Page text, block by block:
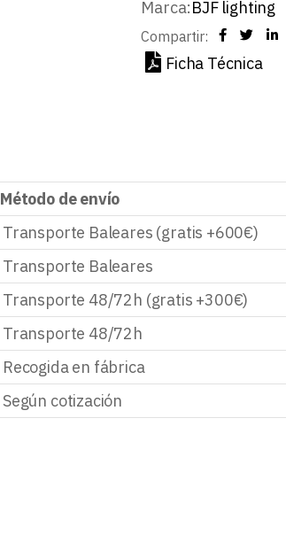
Marca:BJF lighting
Compartir:
Ficha Técnica
Método de envío
Transporte Baleares (gratis +600€)
Transporte Baleares
Transporte 48/72h (gratis +300€)
Transporte 48/72h
Recogida en fábrica
Según cotización